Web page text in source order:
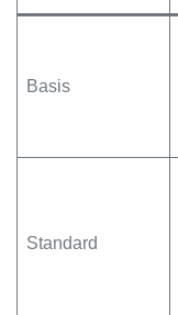
Basis
Standard